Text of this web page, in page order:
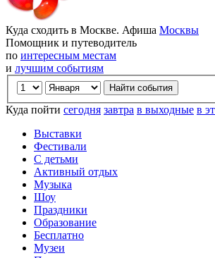
Куда сходить в Москве. Афиша Москвы
Помощник и путеводитель
по интересным местам
и лучшим событиям
Куда пойти сегодня завтра в выходные в
Выставки
Фестивали
С детьми
Активный отдых
Музыка
Шоу
Праздники
Образование
Бесплатно
Музеи